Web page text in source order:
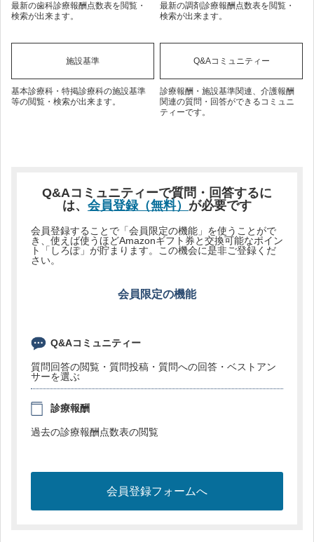
最新の歯科診療報酬点数表を閲覧・
検索が出来ます。
最新の調剤診療報酬点数表を閲覧・
検索が出来ます。
施設基準
基本診療科・特掲診療科の施設基準
等の閲覧・検索が出来ます。
Q&Aコミュニティー
診療報酬・施設基準関連、介護報酬
関連の質問・回答ができるコミュニ
ティーです。
Q&Aコミュニティーで質問・回答するに
は、 会員登録（無料） が必要です
会員登録することで「会員限定の機能」を使うことがで
き、使えば使うほどAmazonギフト券と交換可能なポイン
ト「しろぽ」が貯まります。この機会に是非ご登録くだ
さい。
会員限定の機能
Q&Aコミュニティー
質問回答の閲覧・質問投稿・質問への回答・ベストアン
サーを選ぶ
診療報酬
過去の診療報酬点数表の閲覧
会員登録フォームへ